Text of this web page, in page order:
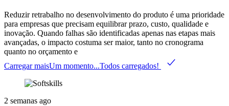
Reduzir retrabalho no desenvolvimento do produto é uma prioridade
para empresas que precisam equilibrar prazo, custo, qualidade e
inovação. Quando falhas são identificadas apenas nas etapas mais
avançadas, o impacto costuma ser maior, tanto no cronograma
quanto no orçamento e
Carregar maisUm momento...Todos carregados!
2 semanas ago